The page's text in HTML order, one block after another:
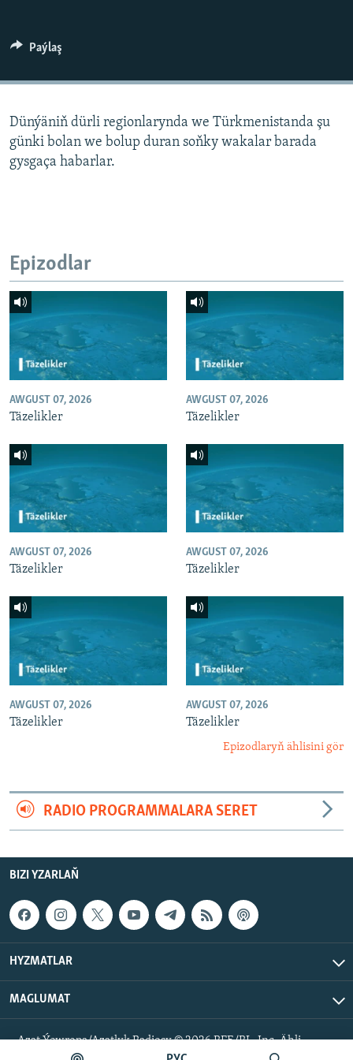
Paýlaş
Dünýäniň dürli regionlarynda we Türkmenistanda şu
günki bolan we bolup duran soňky wakalar barada
gysgaça habarlar.
Epizodlar
AWGUST 07, 2026
Täzelikler
AWGUST 07, 2026
Täzelikler
AWGUST 07, 2026
Täzelikler
AWGUST 07, 2026
Täzelikler
AWGUST 07, 2026
Täzelikler
AWGUST 07, 2026
Täzelikler
Epizodlaryň ählisini gör
RADIO PROGRAMMALARA SERET
BIZI YZARLAŇ
HYZMATLAR
MAGLUMAT
Azat Ýewropa/Azatlyk Radiosy © 2026 RFE/RL, Inc. Ähli
hukuklar goralan.